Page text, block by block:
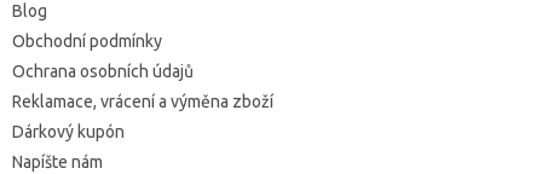
Blog
Obchodní podmínky
Ochrana osobních údajů
Reklamace, vrácení a výměna zboží
Dárkový kupón
Napíšte nám